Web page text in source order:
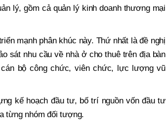
lý, gồm cả quản lý kinh doanh thương mại
mạnh phân khúc này. Thứ nhất là đề nghị
sát nhu cầu về nhà ở cho thuê trên địa bàn
bộ công chức, viên chức, lực lượng vũ
kế hoạch đầu tư, bố trí nguồn vốn đầu tư
từng nhóm đối tượng.